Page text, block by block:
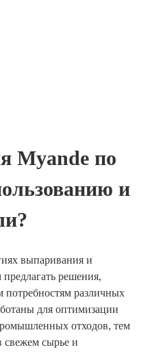
Myande по
и
выпаривания и
решения,
различных
для оптимизации
отходов, тем
свежем сырье и